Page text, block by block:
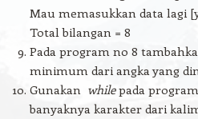
Mau memasukkan data lagi
Total bilangan = 8
Pada program no 8
minimum dari angka yang
Gunakan whilepada
banyaknya karakter dari